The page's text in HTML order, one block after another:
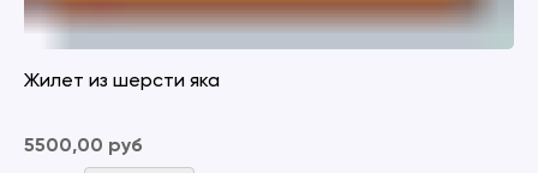
Жилет из шерсти яка
5500,00 руб